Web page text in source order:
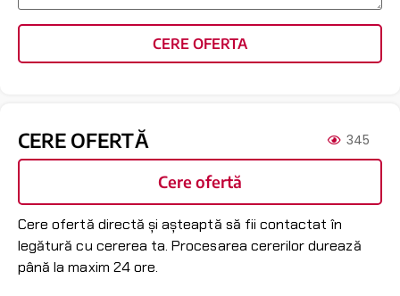
CERE OFERTA
CERE OFERTĂ 345
Cere ofertă
Cere ofertă directă și așteaptă să fii contactat în
legătură cu cererea ta. Procesarea cererilor durează
până la maxim 24 ore.